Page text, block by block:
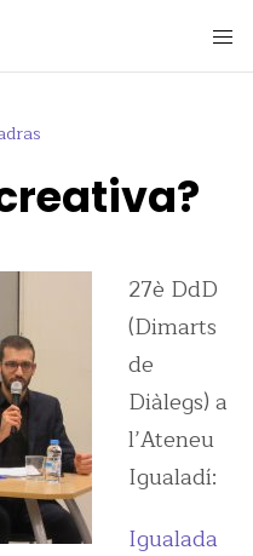
27è DdD
(Dimarts
de
Diàlegs) a
l’Ateneu
Igualadí:
Igualada